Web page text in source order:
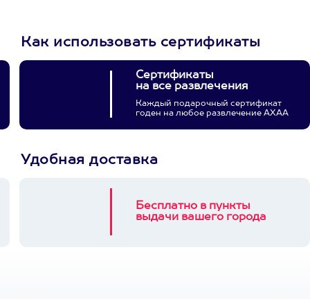
Как использовать сертификаты
Сертификаты
на все развлечения
Каждый подарочный сертификат
годен на любое развлечение АХАА
Удобная доставка
Бесплатно в пункты
выдачи вашего города